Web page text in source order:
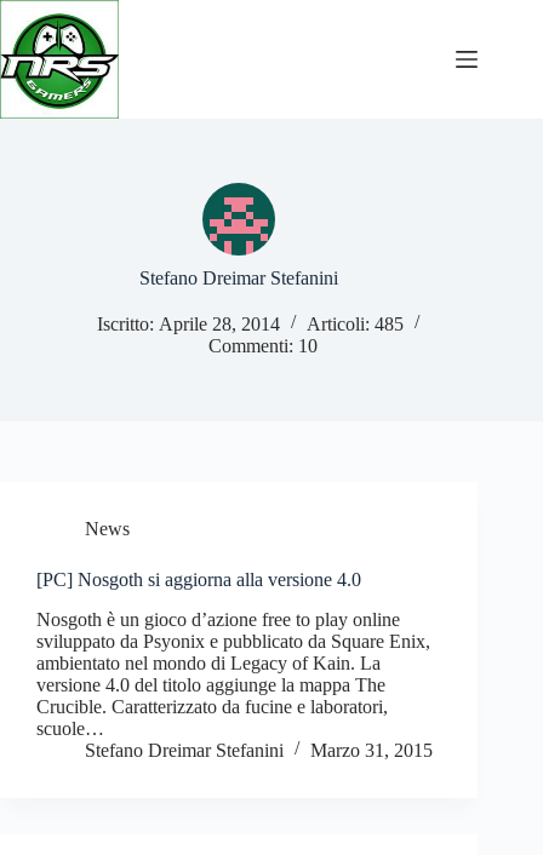
Salta
contenuto
Stefano Dreimar Stefanini
Iscritto: Aprile 28, 2014
Articoli: 485
Commenti: 10
News
[PC] Nosgoth si aggiorna alla versione 4.0
Nosgoth è un gioco d’azione free to play online
sviluppato da Psyonix e pubblicato da Square Enix,
ambientato nel mondo di Legacy of Kain. La
versione 4.0 del titolo aggiunge la mappa The
Crucible. Caratterizzato da fucine e laboratori,
scuole…
Stefano Dreimar Stefanini
Marzo 31, 2015